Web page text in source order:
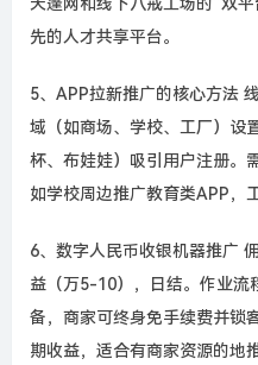
先的人才共享平台。
5、APP拉新推广的核心方法
域（如商场、学校、工厂）设
杯、布娃娃）吸引用户注册。
如学校周边推广教育类APP，
6、数字人民币收银机器推广
益（万5-10），日结。作业流
备，商家可终身免手续费并锁
期收益，适合有商家资源的地